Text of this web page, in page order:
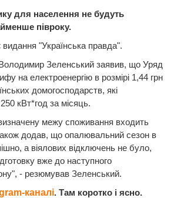
для населення не будуть
півроку.
видання "Українська правда".
Зеленський заявив, що Уряд
на електроенергію в розмірі 1,44 грн
домогосподарств, які
кВт*год за місяць.
межу споживання входить
додав, що опалювальний сезон в
а віялових відключень не було,
вже до наступного
- резюмував Зеленський.
каналі. Там коротко і ясно.